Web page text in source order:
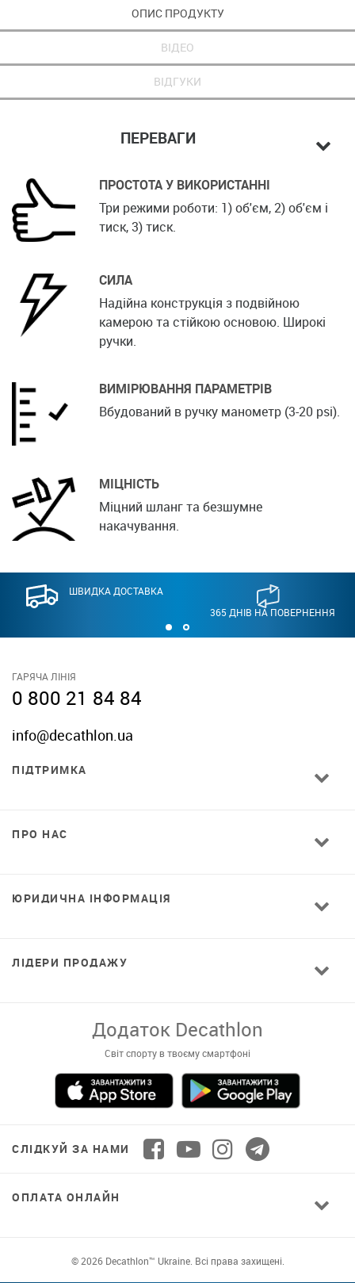
ОПИС ПРОДУКТУ
ВІДЕО
ВІДГУКИ
ПЕРЕВАГИ
ПРОСТОТА У ВИКОРИСТАННІ
Три режими роботи: 1) об'єм, 2) об'єм і
тиск, 3) тиск.
СИЛА
Надійна конструкція з подвійною
камерою та стійкою основою. Широкі
ручки.
ВИМІРЮВАННЯ ПАРАМЕТРІВ
Вбудований в ручку манометр (3-20 psi).
МІЦНІСТЬ
Міцний шланг та безшумне
накачування.
ШВИДКА ДОСТАВКА
365 ДНІВ НА ПОВЕРНЕННЯ
ГАРЯЧА ЛІНІЯ
0 800 21 84 84
info@decathlon.ua
ПІДТРИМКА
ПРО НАС
ЮРИДИЧНА ІНФОРМАЦІЯ
ЛІДЕРИ ПРОДАЖУ
Завантажуй додаток!
Комфортні покупки, ексклюзивні
пропозиції і зручний каталог в твоєму телефоні
СЛІДКУЙ ЗА НАМИ